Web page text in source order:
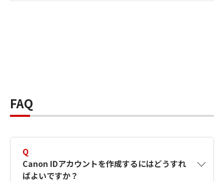
FAQ
Q
Canon IDアカウントを作成するにはどうすれ
ばよいですか？